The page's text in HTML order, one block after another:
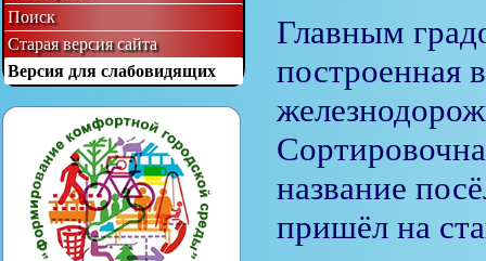
Поиск
Старая версия сайта
Версия для слабовидящих
Главным
построенная
название
пришёл на